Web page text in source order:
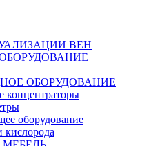
ВЕН
ОБОРУДОВАНИЕ
концентраторы
оборудование
кислорода